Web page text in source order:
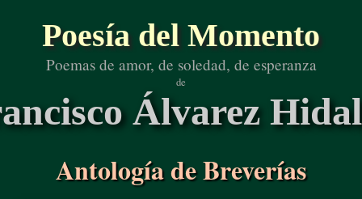
Poesía del Momento
Poemas de amor, de soledad, de esperanza
de
Álvarez
Antología de Breverías